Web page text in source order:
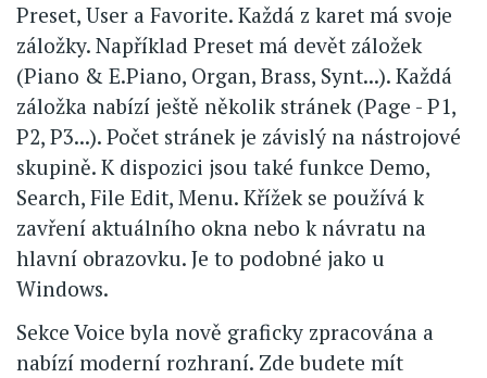
Preset, User a Favorite. Každá z karet má svoje
záložky. Například Preset má devět záložek
(Piano & E.Piano, Organ, Brass, Synt...). Každá
záložka nabízí ještě několik stránek (Page - P1,
P2, P3...). Počet stránek je závislý na nástrojové
skupině. K dispozici jsou také funkce Demo,
Search, File Edit, Menu. Křížek se používá k
zavření aktuálního okna nebo k návratu na
hlavní obrazovku. Je to podobné jako u
Windows.
Sekce Voice byla nově graficky zpracována a
nabízí moderní rozhraní. Zde budete mít